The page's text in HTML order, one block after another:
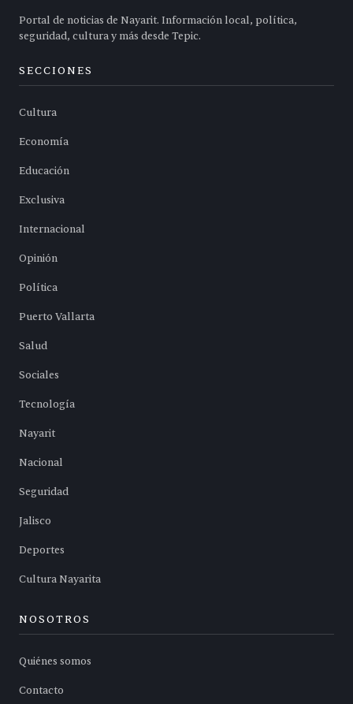
Portal de noticias de Nayarit. Información local, política,
seguridad, cultura y más desde Tepic.
SECCIONES
Cultura
Economía
Educación
Exclusiva
Internacional
Opinión
Política
Puerto Vallarta
Salud
Sociales
Tecnología
Nayarit
Nacional
Seguridad
Jalisco
Deportes
Cultura Nayarita
NOSOTROS
Quiénes somos
Contacto